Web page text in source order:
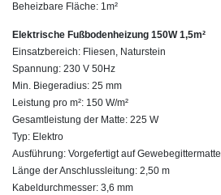
Beheizbare Fläche: 1m²
Elektrische Fußbodenheizung 150W 1,5m²
Einsatzbereich: Fliesen, Naturstein
Spannung: 230 V 50Hz
Min. Biegeradius: 25 mm
Leistung pro m²: 150 W/m²
Gesamtleistung der Matte: 225 W
Typ: Elektro
Ausführung: Vorgefertigt auf Gewebegittermatte
Länge der Anschlussleitung: 2,50 m
Kabeldurchmesser: 3,6 mm